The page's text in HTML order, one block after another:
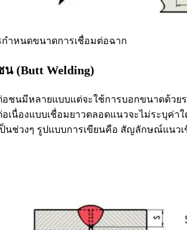
กำหนดขนาดการเชื่อมต่อฉาก
น (Butt Welding)
อชนมีหลายแบบแต่จะใช้การบอกขนาดด้วย
อเนื่องแบบเชื่อมยาวตลอดแนวจะไม่ระบุค่
ป็นช่วงๆ รูปแบบการเขียนคือ สัญลักษณ์แนว